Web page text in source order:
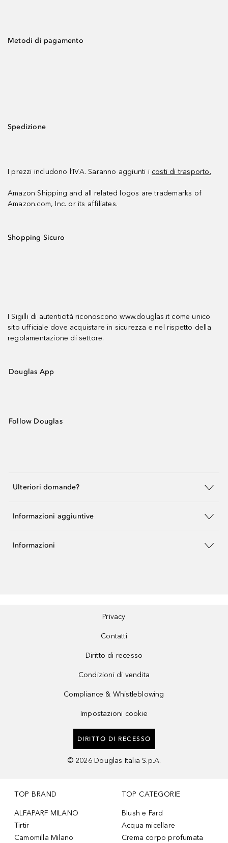
Metodi di pagamento
Spedizione
I prezzi includono l’IVA. Saranno aggiunti i costi di trasporto.
Amazon Shipping and all related logos are trademarks of
Amazon.com, Inc. or its affiliates.
Shopping Sicuro
I Sigilli di autenticità riconoscono www.douglas.it come unico
sito ufficiale dove acquistare in sicurezza e nel rispetto della
regolamentazione di settore.
Douglas App
Follow Douglas
Ulteriori domande?
Informazioni aggiuntive
Informazioni
Privacy
Contatti
Diritto di recesso
Condizioni di vendita
Compliance & Whistleblowing
Impostazioni cookie
DIRITTO DI RECESSO
© 2026 Douglas Italia S.p.A.
TOP BRAND
ALFAPARF MILANO
Tirtir
Camomilla Milano
TOP CATEGORIE
Blush e Fard
Acqua micellare
Crema corpo profumata